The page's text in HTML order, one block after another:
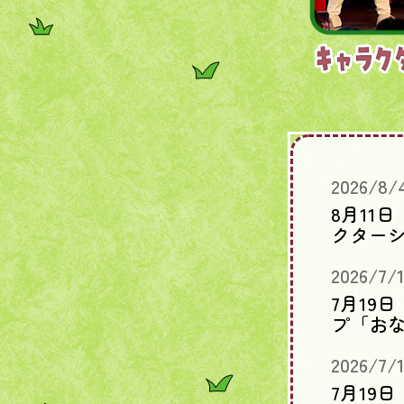
2026/8/
8月11
クター
2026/7/
7月19
プ「お
2026/7/
7月19